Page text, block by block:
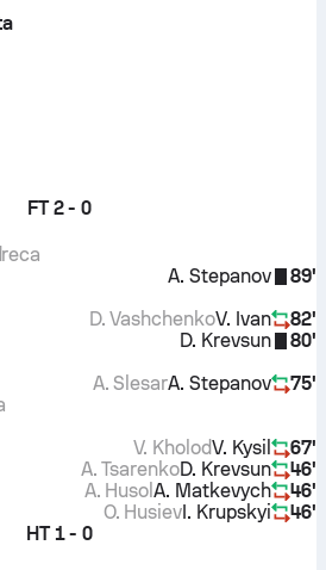
FT 2 - 0
89'
A. Stepanov
82'
V. Ivan
D. Vashchenko
80'
D. Krevsun
75'
A. Stepanov
A. Slesar
67'
V. Kysil
V. Kholod
46'
D. Krevsun
A. Tsarenko
46'
A. Matkevych
A. Husol
46'
I. Krupskyi
O. Husiev
HT 1 - 0